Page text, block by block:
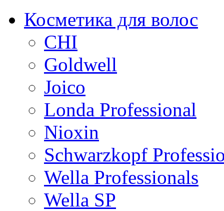
Косметика для волос
CHI
Goldwell
Joico
Londa Professional
Nioxin
Schwarzkopf
Wella Professionals
Wella SP